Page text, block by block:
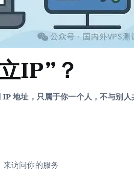
IP”？
地址，只属于你一个人，不与别人
访问你的服务